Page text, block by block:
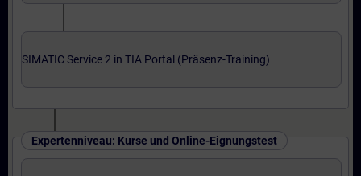
SIMATIC Service 2 in TIA Portal (Präsenz-Training)
Expertenniveau: Kurse und Online-Eignungstest